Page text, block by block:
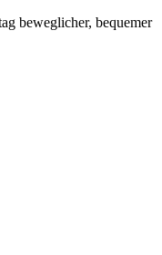
beweglicher, bequemer